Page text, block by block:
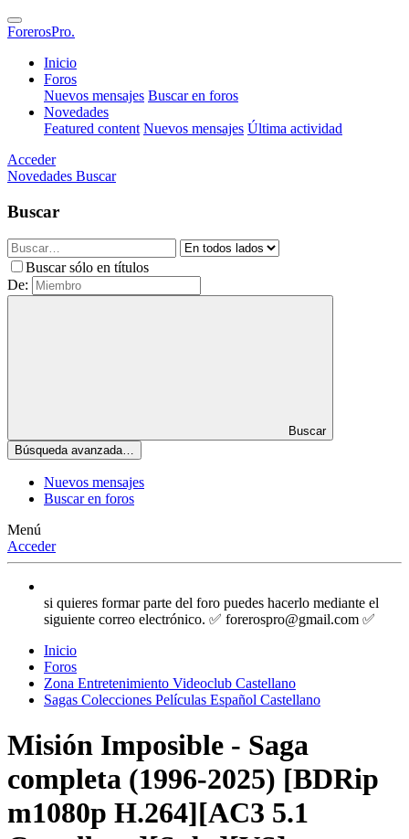
ForerosPro.
Inicio
Foros
Nuevos mensajes Buscar en foros
Novedades
Featured content Nuevos mensajes Última actividad
Acceder
Novedades Buscar
Buscar
Buscar sólo en títulos
De:
Buscar
Búsqueda avanzada…
Nuevos mensajes
Buscar en foros
Menú
Acceder
si quieres formar parte del foro puedes hacerlo mediante el
siguiente correo electrónico. ✅ forerospro@gmail.com ✅
Inicio
Foros
Zona Entretenimiento Videoclub Castellano
Sagas Colecciones Películas Español Castellano
Misión Imposible - Saga
completa (1996-2025) [BDRip
m1080p H.264][AC3 5.1